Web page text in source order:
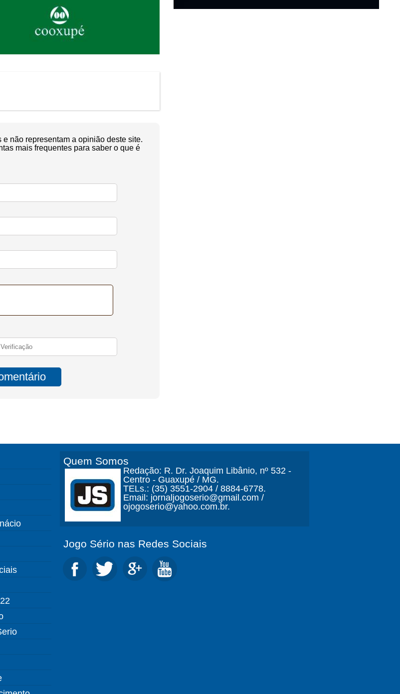
não representam a opinião deste site.
mais frequentes para saber o que é
Quem Somos
Redação: R. Dr. Joaquim Libânio, nº 532 -
Centro - Guaxupé / MG.
TELs.: (35) 3551-2904 / 8884-6778.
Email: jornaljogoserio@gmail.com /
ojogoserio@yahoo.com.br.
Jogo Sério nas Redes Sociais